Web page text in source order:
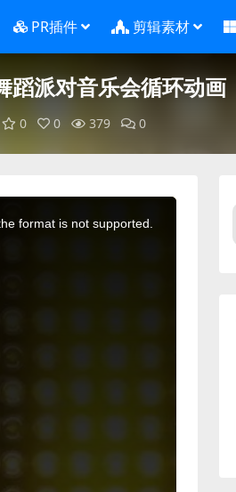
PR插件 剪辑素材
蹈派对音乐会循环动画
0 0 379 0
format is not supported.